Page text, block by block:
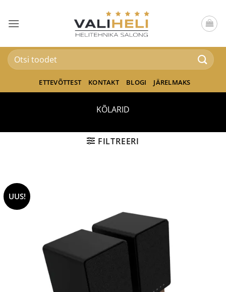
content
Otsi:
ETTEVÕTTEST KONTAKT BLOGI JÄRELMAKS
KÕLARID
FILTREERI
UUS!